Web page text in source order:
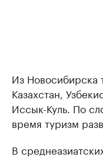
Из Новосибирска
Казахстан,
Иссык-Куль. По
время туризм
В